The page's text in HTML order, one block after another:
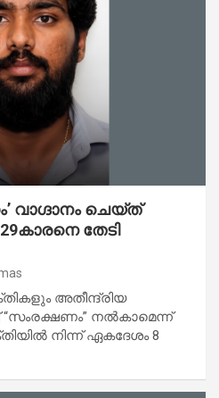
വാഗ്ദാനം ചെയ്ത്
തേടി
അതീന്ദ്രിയ
നൽകാമെന്ന്
നിന്ന് ഏകദേശം 8